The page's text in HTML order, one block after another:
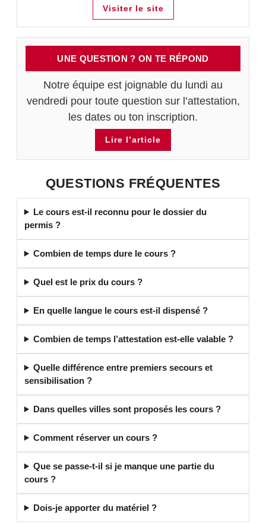
Visiter le site
UNE QUESTION ? ON TE RÉPOND
Notre équipe est joignable du lundi au
vendredi pour toute question sur l’attestation,
les dates ou ton inscription.
Lire l’article
QUESTIONS FRÉQUENTES
Le cours est-il reconnu pour le dossier du
permis ?
Combien de temps dure le cours ?
Quel est le prix du cours ?
En quelle langue le cours est-il dispensé ?
Combien de temps l’attestation est-elle valable ?
Quelle différence entre premiers secours et
sensibilisation ?
Dans quelles villes sont proposés les cours ?
Comment réserver un cours ?
Que se passe-t-il si je manque une partie du
cours ?
Dois-je apporter du matériel ?